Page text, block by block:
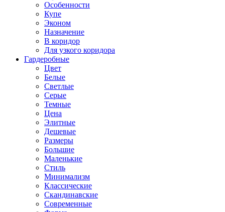
Особенности
Купе
Эконом
Назначение
В коридор
Для узкого коридора
Гардеробные
Цвет
Белые
Светлые
Серые
Темные
Цена
Элитные
Дешевые
Размеры
Большие
Маленькие
Стиль
Минимализм
Классические
Скандинавские
Современные